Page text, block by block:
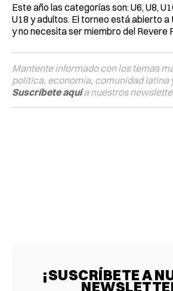
Este año las categorías son: U6, U8,
U18 y adultos. El torneo está abierto
y no necesita ser miembro del Revere
Mantente informado con los temas
política, economía, comunidad latina
Suscríbete aquía nuestros
¡SUSCRÍBETE A